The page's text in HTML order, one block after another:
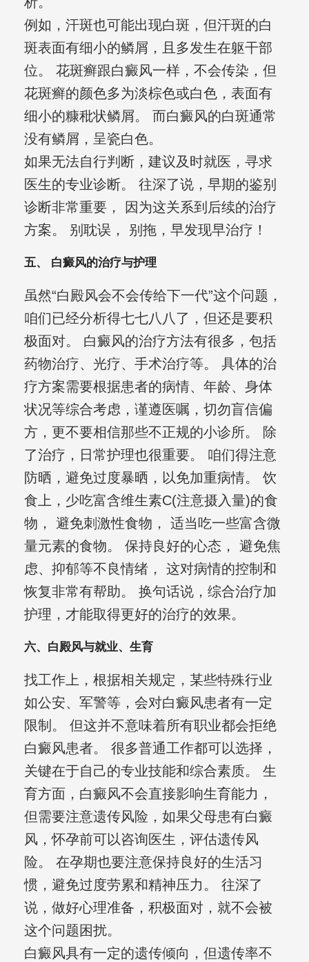
例如，汗斑也可能出现白斑，但汗斑的白
斑表面有细小的鳞屑，且多发生在躯干部
位。 花斑癣跟白癜风一样，不会传染，但
花斑癣的颜色多为淡棕色或白色，表面有
细小的糠秕状鳞屑。 而白癜风的白斑通常
没有鳞屑，呈瓷白色。
如果无法自行判断，建议及时就医，寻求
医生的专业诊断。 往深了说，早期的鉴别
诊断非常重要， 因为这关系到后续的治疗
方案。 别耽误， 别拖，早发现早治疗！
五、 白癜风的治疗与护理
虽然“白殿风会不会传给下一代”这个问题，
咱们已经分析得七七八八了，但还是要积
极面对。 白癜风的治疗方法有很多，包括
药物治疗、光疗、手术治疗等。 具体的治
疗方案需要根据患者的病情、年龄、身体
状况等综合考虑，谨遵医嘱，切勿盲信偏
方，更不要相信那些不正规的小诊所。 除
了治疗，日常护理也很重要。 咱们得注意
防晒，避免过度暴晒，以免加重病情。 饮
食上，少吃富含维生素C(注意摄入量)的食
物， 避免刺激性食物， 适当吃一些富含微
量元素的食物。 保持良好的心态， 避免焦
虑、抑郁等不良情绪， 这对病情的控制和
恢复非常有帮助。 换句话说，综合治疗加
护理，才能取得更好的治疗的效果。
六、白殿风与就业、生育
找工作上，根据相关规定，某些特殊行业
如公安、军警等，会对白癜风患者有一定
限制。 但这并不意味着所有职业都会拒绝
白癜风患者。 很多普通工作都可以选择，
关键在于自己的专业技能和综合素质。 生
育方面，白癜风不会直接影响生育能力，
但需要注意遗传风险，如果父母患有白癜
风，怀孕前可以咨询医生，评估遗传风
险。 在孕期也要注意保持良好的生活习
惯，避免过度劳累和精神压力。 往深了
说，做好心理准备，积极面对，就不会被
这个问题困扰。
白癜风具有一定的遗传倾向，但遗传率不